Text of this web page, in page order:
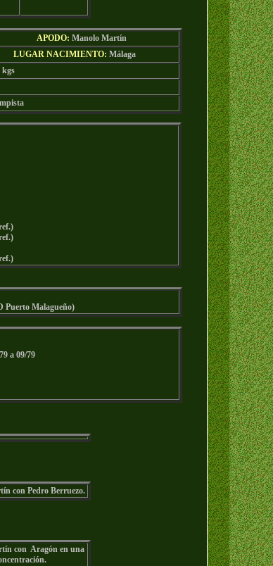
APODO: Manolo Martín
LUGAR NACIMIENTO: Málaga
kgs
Puerto Malagueño)
a 09/79
con Pedro Berruezo.
con Aragón en una